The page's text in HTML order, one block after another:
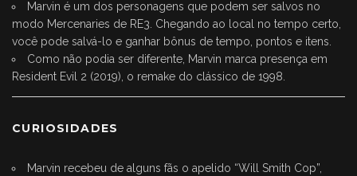
Marvin é um dos personagens que podem ser salvos no
modo Mercenaries de RE3. Chegando ao local no tempo certo,
você pode salvá-lo e ganhar bônus de tempo, pontos e itens.
Como não podia ser diferente, Marvin marca presença em
Resident Evil 2 (2019), o remake do clássico de 1998.
CURIOSIDADES
Marvin recebeu de alguns fãs o apelido “Will Smith Cop”,